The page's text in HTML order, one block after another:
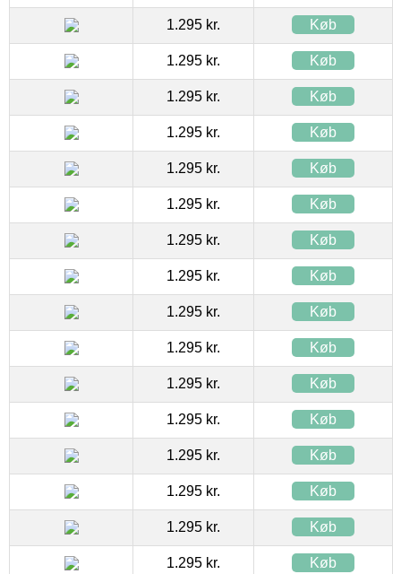
1.295 kr. Køb
1.295 kr. Køb
1.295 kr. Køb
1.295 kr. Køb
1.295 kr. Køb
1.295 kr. Køb
1.295 kr. Køb
1.295 kr. Køb
1.295 kr. Køb
1.295 kr. Køb
1.295 kr. Køb
1.295 kr. Køb
1.295 kr. Køb
1.295 kr. Køb
1.295 kr. Køb
1.295 kr. Køb